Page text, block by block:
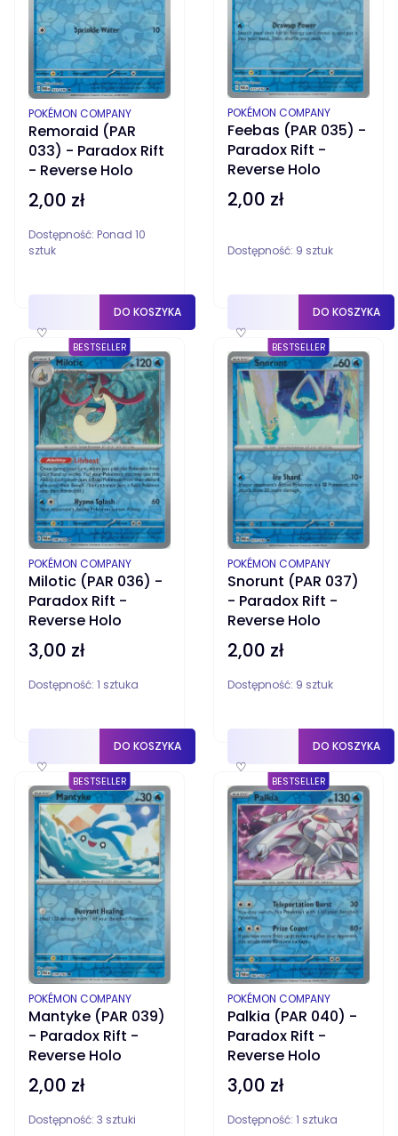
Remoraid (PAR
033) - Paradox Rift
- Reverse Holo
PRODUCENT
POKÉMON COMPANY
Cena
2,00 zł
Dostępność: Ponad 10
sztuk
♡
DO KOSZYKA
Feebas (PAR 035) -
Paradox Rift -
Reverse Holo
PRODUCENT
POKÉMON COMPANY
Cena
2,00 zł
Dostępność: 9 sztuk
♡
DO KOSZYKA
BESTSELLER
Milotic (PAR 036) -
Paradox Rift -
Reverse Holo
PRODUCENT
POKÉMON COMPANY
Cena
3,00 zł
Dostępność: 1 sztuka
♡
DO KOSZYKA
BESTSELLER
Snorunt (PAR 037)
- Paradox Rift -
Reverse Holo
PRODUCENT
POKÉMON COMPANY
Cena
2,00 zł
Dostępność: 9 sztuk
♡
DO KOSZYKA
BESTSELLER
Mantyke (PAR 039)
- Paradox Rift -
Reverse Holo
PRODUCENT
POKÉMON COMPANY
Cena
2,00 zł
Dostępność: 3 sztuki
BESTSELLER
Palkia (PAR 040) -
Paradox Rift -
Reverse Holo
PRODUCENT
POKÉMON COMPANY
Cena
3,00 zł
Dostępność: 1 sztuka